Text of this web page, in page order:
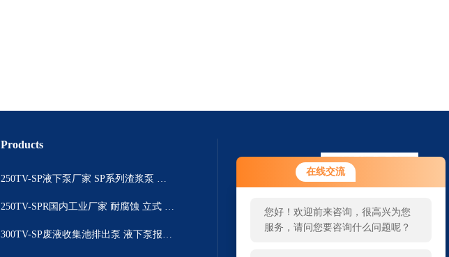
在线交流
您好！欢迎前来咨询，很高兴为您
服务，请问您要咨询什么问题呢？
您好，看您停留很久了，是否找到
了需求产品，您可以直接在线与我
Products
250TV-SP液下泵厂家 SP系列渣浆泵 耐磨耐腐
250TV-SPR国内工业厂家 耐腐蚀 立式 SPR液下泵系列 液下泵生产
300TV-SP废液收集池排出泵 液下泵报价 SP系列渣浆泵